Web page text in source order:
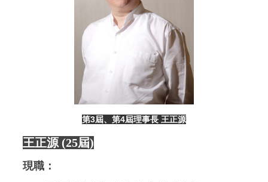
第3屆、第4屆理事長 王正源
王正源 (25屆)
現職：